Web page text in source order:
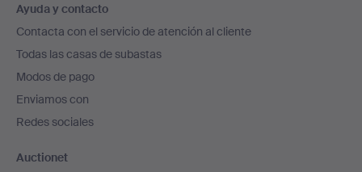
en
el
pie
de
página
Ayuda y contacto
Contacta con el servicio de atención al cliente
Todas las casas de subastas
Modos de pago
Enviamos con
Redes sociales
Auctionet